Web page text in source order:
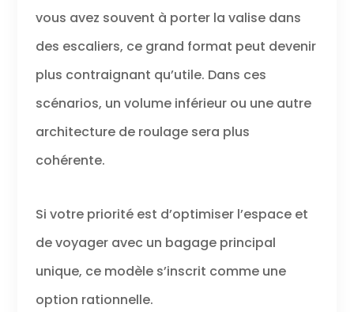
vous avez souvent à porter la valise dans
des escaliers, ce grand format peut devenir
plus contraignant qu’utile. Dans ces
scénarios, un volume inférieur ou une autre
architecture de roulage sera plus
cohérente.
Si votre priorité est d’optimiser l’espace et
de voyager avec un bagage principal
unique, ce modèle s’inscrit comme une
option rationnelle.